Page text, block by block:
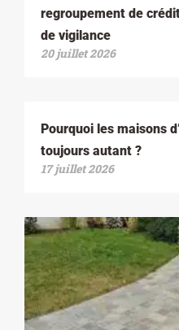
regroupement de
de vigilance
20 juillet 2026
Pourquoi les maisons
toujours autant ?
17 juillet 2026